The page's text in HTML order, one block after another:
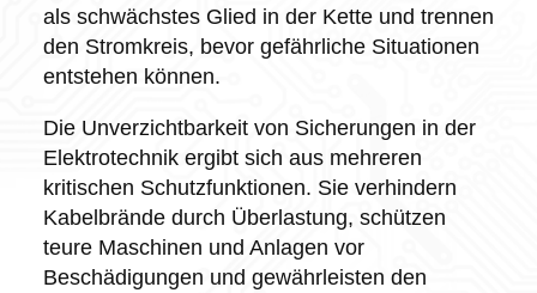
als schwächstes Glied in der Kette und trennen
den Stromkreis, bevor gefährliche Situationen
entstehen können.
Die Unverzichtbarkeit von Sicherungen in der
Elektrotechnik ergibt sich aus mehreren
kritischen Schutzfunktionen. Sie verhindern
Kabelbrände durch Überlastung, schützen
teure Maschinen und Anlagen vor
Beschädigungen und gewährleisten den